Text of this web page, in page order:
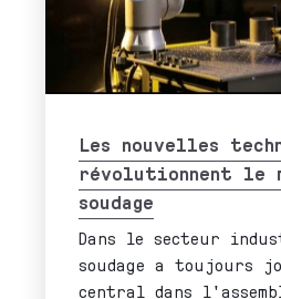
Les nouvelles
révolutionnent le
soudage
Dans le secteur
soudage a toujours
central dans